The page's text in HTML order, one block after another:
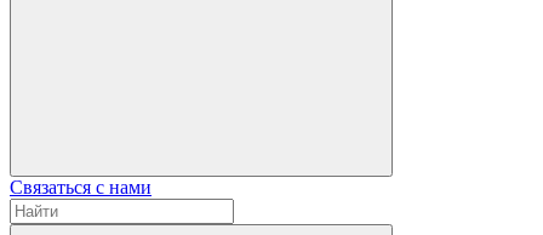
Связаться с нами